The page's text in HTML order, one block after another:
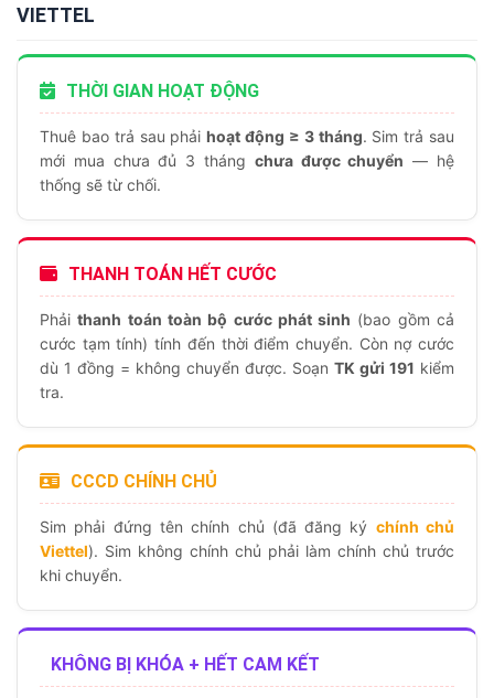
VIETTEL
THỜI GIAN HOẠT ĐỘNG
Thuê bao trả sau phảihoạt động ≥ 3 tháng. Sim trả sau
mới mua chưa đủ 3 tháng chưa được chuyển — hệ
thống sẽ từ chối.
THANH TOÁN HẾT CƯỚC
Phảithanh toán toàn bộ cước phát sinh (bao gồm cả
cước tạm tính) tính đến thời điểm chuyển. Còn nợ cước
dù 1 đồng = không chuyển được. Soạn TK gửi 191 kiểm
tra.
CCCD CHÍNH CHỦ
Sim phải đứng tên chính chủ (đã đăng ký chính chủ
Viettel). Sim không chính chủ phải làm chính chủ trước
khi chuyển.
KHÔNG BỊ KHÓA + HẾT CAM KẾT